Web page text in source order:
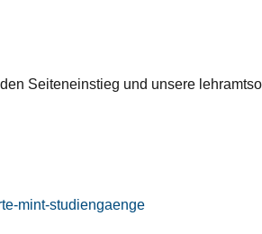
Seiteneinstieg und unsere
mint-studiengaenge